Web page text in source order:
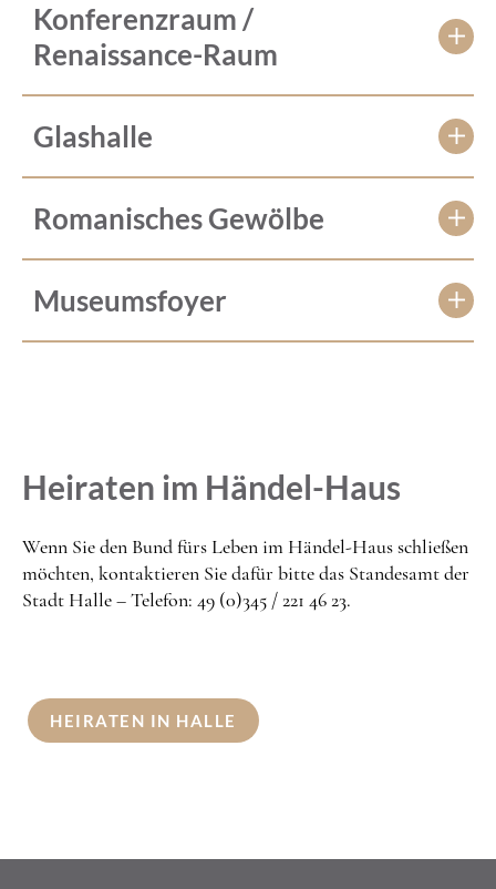
Konferenzraum /
Renaissance-Raum
Glashalle
Romanisches Gewölbe
Museumsfoyer
Heiraten im Händel-Haus
Wenn Sie den Bund fürs Leben im Händel-Haus schließen
möchten, kontaktieren Sie dafür bitte das Standesamt der
Stadt Halle – Telefon: 49 (0)345 / 221 46 23.
HEIRATEN IN HALLE